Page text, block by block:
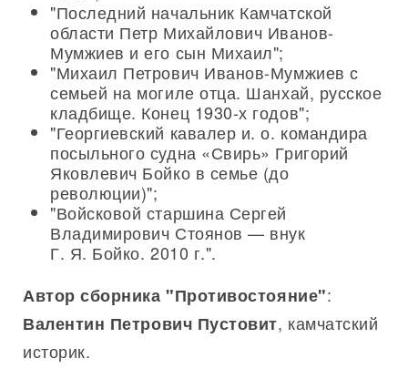
"Последний начальник Камчатской
области Петр Михайлович Иванов-
Мумжиев и его сын Михаил";
"Михаил Петрович Иванов-Мумжиев с
семьей на могиле отца. Шанхай, русское
кладбище. Конец 1930-х годов";
"Георгиевский кавалер и. о. командира
посыльного судна «Свирь» Григорий
Яковлевич Бойко в семье (до
революции)";
"Войсковой старшина Сергей
Владимирович Стоянов — внук
Г. Я. Бойко. 2010 г.".
Автор сборника "Противостояние":
Валентин Петрович Пустовит, камчатский
историк.